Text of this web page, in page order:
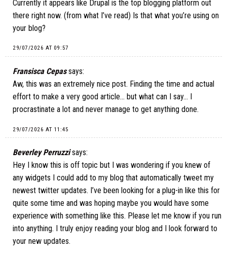
Currently it appears like Drupal is the top blogging platform out
there right now. (from what I’ve read) Is that what you’re using on
your blog?
29/07/2026 AT 09:57
Fransisca Cepas says:
Aw, this was an extremely nice post. Finding the time and actual
effort to make a very good article… but what can I say… I
procrastinate a lot and never manage to get anything done.
29/07/2026 AT 11:45
Beverley Perruzzi says:
Hey I know this is off topic but I was wondering if you knew of
any widgets I could add to my blog that automatically tweet my
newest twitter updates. I’ve been looking for a plug-in like this for
quite some time and was hoping maybe you would have some
experience with something like this. Please let me know if you run
into anything. I truly enjoy reading your blog and I look forward to
your new updates.